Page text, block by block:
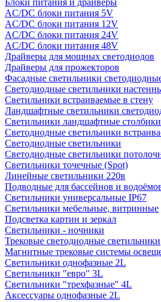
Блоки питания и драйверы
AC/DC блоки питания 5V
AC/DC блоки питания 12V
AC/DC блоки питания 24V
AC/DC блоки питания 48V
Драйверы для мощных светодиодов
Драйверы для прожекторов
Фасадные светильники
Светодиодные светильники
Светильники встраиваемые в стену
Ландшафтные светильники
Светильники ландшафтные столбики
Светодиодные светильники
Светодиодные светильники
Светодиодные светильники
Светильники точечные (Spot)
Линейные светильники 220в
Подводные для бассейнов и
Светильники универсальные IP67
Светильники мебельные, витринные
Подсветка картин и зеркал
Светильники - ночники
Трековые светодиодные светильники
Магнитные трековые системы
Светильники однофазные 2L
Светильники "евро" 3L
Светильники "трехфазные" 4L
Аксессуары однофазные 2L